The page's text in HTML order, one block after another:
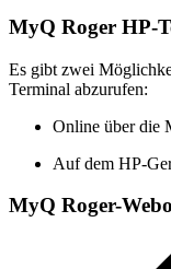
MyQ Roger HP-
Es gibt zwei
Terminal abzurufen:
Online über die
Auf dem HP-
MyQ Roger-